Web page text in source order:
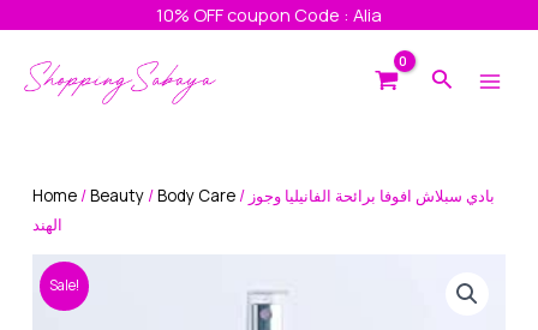
content
10% OFF coupon Code : Alia
Search
Home/Beauty/Body Care/ بادي سبلاش افوفا برائحة الفانيليا وجوز
الهند
Sale!